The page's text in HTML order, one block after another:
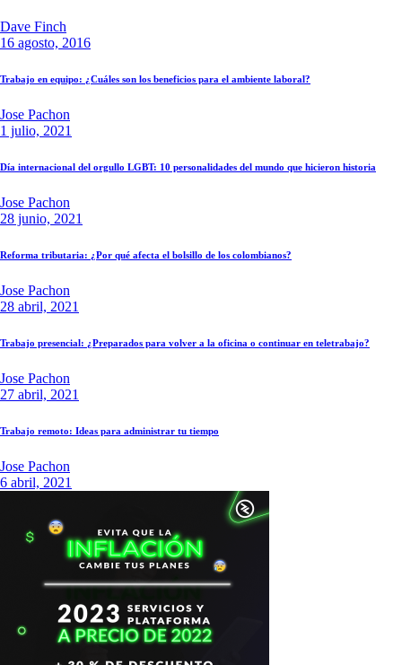
Dave Finch
16 agosto, 2016
Trabajo en equipo: ¿Cuáles son los beneficios para el ambiente laboral?
Jose Pachon
1 julio, 2021
Día internacional del orgullo LGBT: 10 personalidades del mundo que hicieron historia
Jose Pachon
28 junio, 2021
Reforma tributaria: ¿Por qué afecta el bolsillo de los colombianos?
Jose Pachon
28 abril, 2021
Trabajo presencial: ¿Preparados para volver a la oficina o continuar en teletrabajo?
Jose Pachon
27 abril, 2021
Trabajo remoto: Ideas para administrar tu tiempo
Jose Pachon
6 abril, 2021